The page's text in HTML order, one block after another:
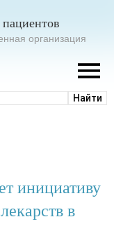
организация
инициативу
в